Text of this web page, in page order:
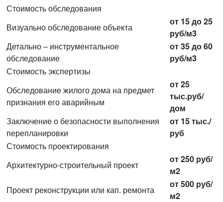
Стоимость обследования
Визуально обследование объекта
от 15 до 25
руб/м3
Детально – инструментальное
обследование
от 35 до 60
руб/м3
Стоимость экспертизы
Обследование жилого дома на предмет
признания его аварийным
от 25
тыс.руб/
дом
Заключение о безопасности выполнения
перепланировки
от 15 тыс./
руб
Стоимость проектирования
Архитектурно-строительный проект
от 250 руб/
м2
Проект реконструкции или кап. ремонта
от 500 руб/
м2